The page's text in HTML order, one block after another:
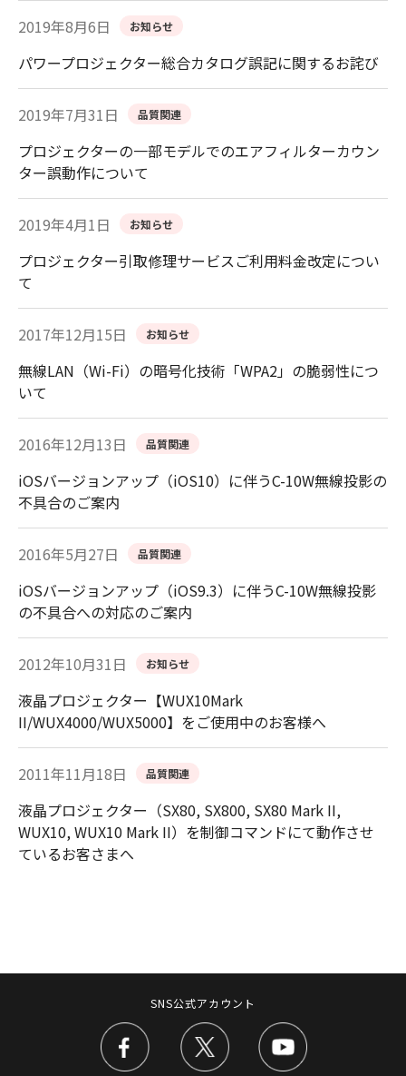
2019年8月6日 お知らせ
パワープロジェクター総合カタログ誤記に関するお詫び
2019年7月31日 品質関連
プロジェクターの一部モデルでのエアフィルターカウン
ター誤動作について
2019年4月1日 お知らせ
プロジェクター引取修理サービスご利用料金改定につい
て
2017年12月15日 お知らせ
無線LAN（Wi-Fi）の暗号化技術「WPA2」の脆弱性につ
いて
2016年12月13日 品質関連
iOSバージョンアップ（iOS10）に伴うC-10W無線投影の
不具合のご案内
2016年5月27日 品質関連
iOSバージョンアップ（iOS9.3）に伴うC-10W無線投影
の不具合への対応のご案内
2012年10月31日 お知らせ
液晶プロジェクター【WUX10Mark
II/WUX4000/WUX5000】をご使用中のお客様へ
2011年11月18日 品質関連
液晶プロジェクター（SX80, SX800, SX80 Mark II,
WUX10, WUX10 Mark II）を制御コマンドにて動作させ
ているお客さまへ
SNS公式アカウント